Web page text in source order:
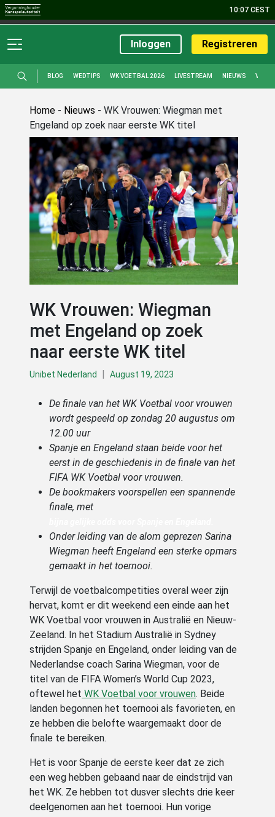
10:07 CEST
Sport Promoties
Inloggen Registreren
BLOG WEDTIPS WK VOETBAL 2026 LIVESTREAM NIEUWS
Home - Nieuws - WK Vrouwen: Wiegman met
Engeland op zoek naar eerste WK titel
WK Vrouwen: Wiegman
met Engeland op zoek
naar eerste WK titel
Unibet Nederland August 19, 2023
De finale van het WK Voetbal voor vrouwen
wordt gespeeld op zondag 20 augustus om
12.00 uur
Spanje en Engeland staan beide voor het
eerst in de geschiedenis in de finale van het
FIFA WK Voetbal voor vrouwen.
De bookmakers voorspellen een spannende
finale, met
Onder leiding van de alom geprezen Sarina
Wiegman heeft Engeland een sterke opmars
gemaakt in het toernooi.
Terwijl de voetbalcompetities overal weer zijn
hervat, komt er dit weekend een einde aan het
WK Voetbal voor vrouwen in Australië en Nieuw-
Zeeland. In het Stadium Australië in Sydney
strijden Spanje en Engeland, onder leiding van de
Nederlandse coach Sarina Wiegman, voor de
titel van de FIFA Women’s World Cup 2023,
oftewel het WK Voetbal voor vrouwen. Beide
landen begonnen het toernooi als favorieten, en
ze hebben die belofte waargemaakt door de
finale te bereiken.
Het is voor Spanje de eerste keer dat ze zich
een weg hebben gebaand naar de eindstrijd van
het WK. Ze hebben tot dusver slechts drie keer
deelgenomen aan het toernooi. Hun vorige